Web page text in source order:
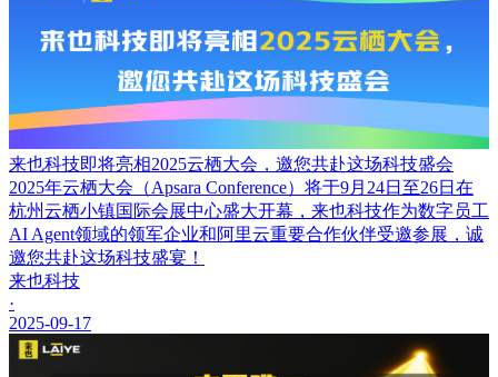
来也科技即将亮相2025云栖大会，邀您共赴这场科技盛会
2025年云栖大会（Apsara Conference）将于9月24日至26日在
杭州云栖小镇国际会展中心盛大开幕，来也科技作为数字员工
AI Agent领域的领军企业和阿里云重要合作伙伴受邀参展，诚
邀您共赴这场科技盛宴！
来也科技
·
2025-09-17